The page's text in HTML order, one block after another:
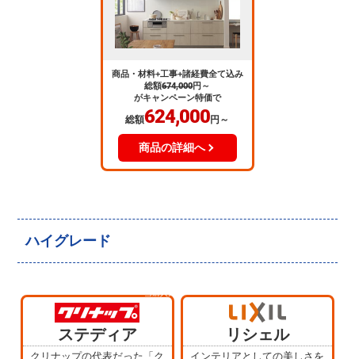
商品・材料+工事+諸経費全て込み
総額674,000円～
がキャンペーン特価で
総額624,000円～
商品の詳細へ
ハイグレード
ステディア
当店人気
リシェル